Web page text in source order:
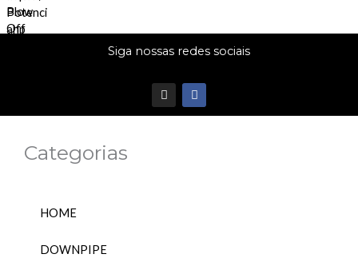
Siga nossas redes sociais
I
n
s
F
a
c
Categorias
HOME
DOWNPIPE